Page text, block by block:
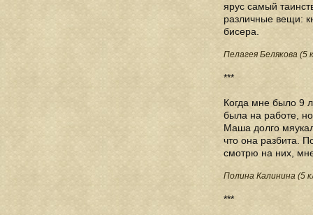
ярус самый
различные вещи:
бисера.
Пелагея Белякова (5
***
Когда мне было 9
была на работе,
Маша долго
что она разбита.
смотрю на них,
Полина Калинина (5
***